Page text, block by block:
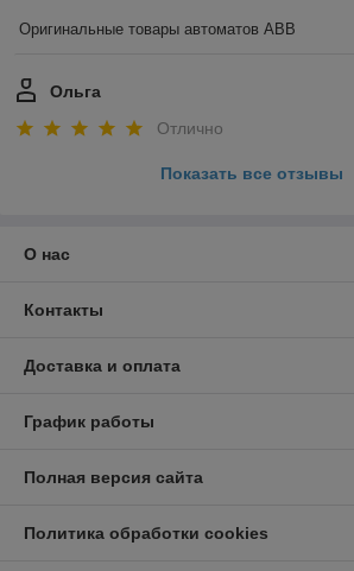
Оригинальные товары автоматов ABB
Ольга
Отлично
Показать все отзывы
О нас
Контакты
Доставка и оплата
График работы
Полная версия сайта
Политика обработки cookies